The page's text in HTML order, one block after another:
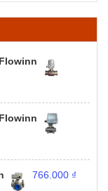
766.000 ₫